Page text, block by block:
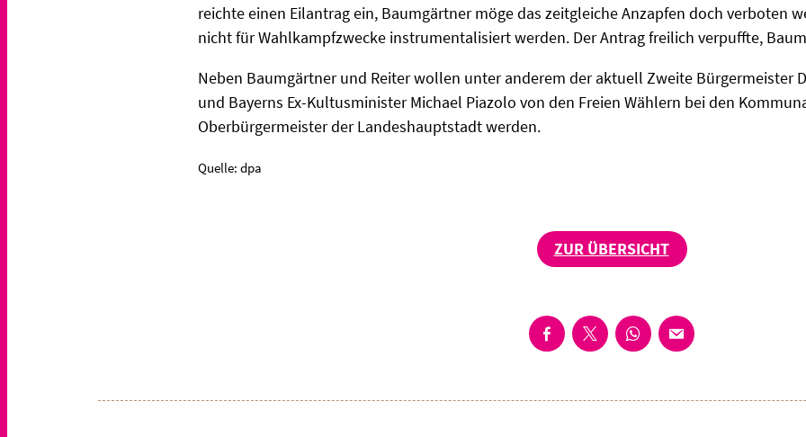
reichte einen Eilantrag ein, Baumgärtner möge das zeitgleiche Anzapfen doch verboten
nicht für Wahlkampfzwecke instrumentalisiert werden. Der Antrag freilich verpuffte,
Neben Baumgärtner und Reiter wollen unter anderem der aktuell Zweite Bürgermeister
und Bayerns Ex-Kultusminister Michael Piazolo von den Freien Wählern bei den
Oberbürgermeister der Landeshauptstadt werden.
Quelle: dpa
ZUR ÜBERSICHT